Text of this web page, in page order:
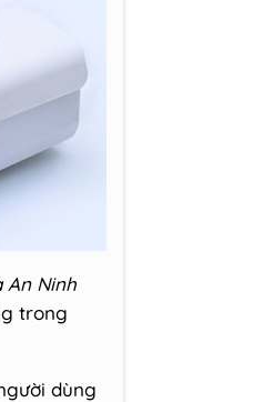
An Ninh
trong
dùng